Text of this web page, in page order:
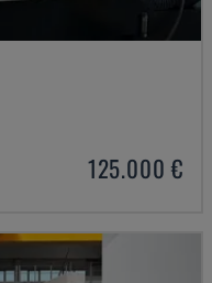
125.000 €